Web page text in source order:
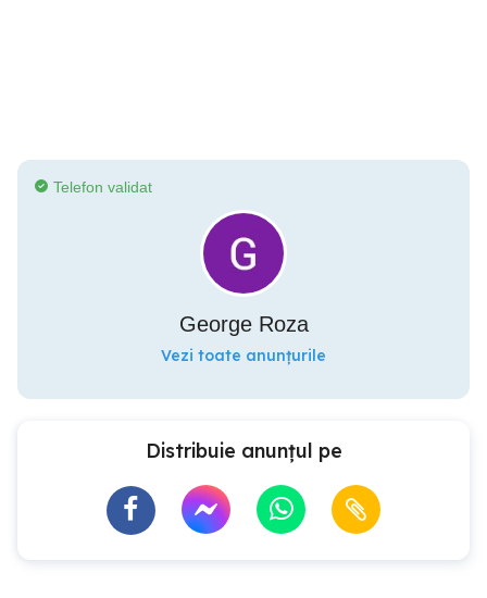
Telefon validat
George Roza
Vezi toate anunțurile
Distribuie anunțul pe